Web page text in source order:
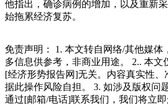
他指出，确诊病例的增加，以及重新
始拖累经济复苏。
免责声明： 1. 本文转自网络/其他媒体
多信息供参考，非商业用途。 2.. 本文
[经济形势报告网]无关。内容真实性
据此操作风险自担。 3. 如涉及版权问
通过[邮箱/电话]联系我们，我们将立